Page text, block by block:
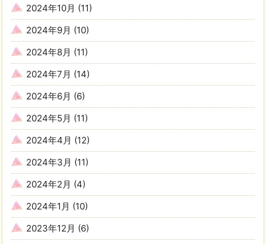
2024年10月 (11)
2024年9月 (10)
2024年8月 (11)
2024年7月 (14)
2024年6月 (6)
2024年5月 (11)
2024年4月 (12)
2024年3月 (11)
2024年2月 (4)
2024年1月 (10)
2023年12月 (6)